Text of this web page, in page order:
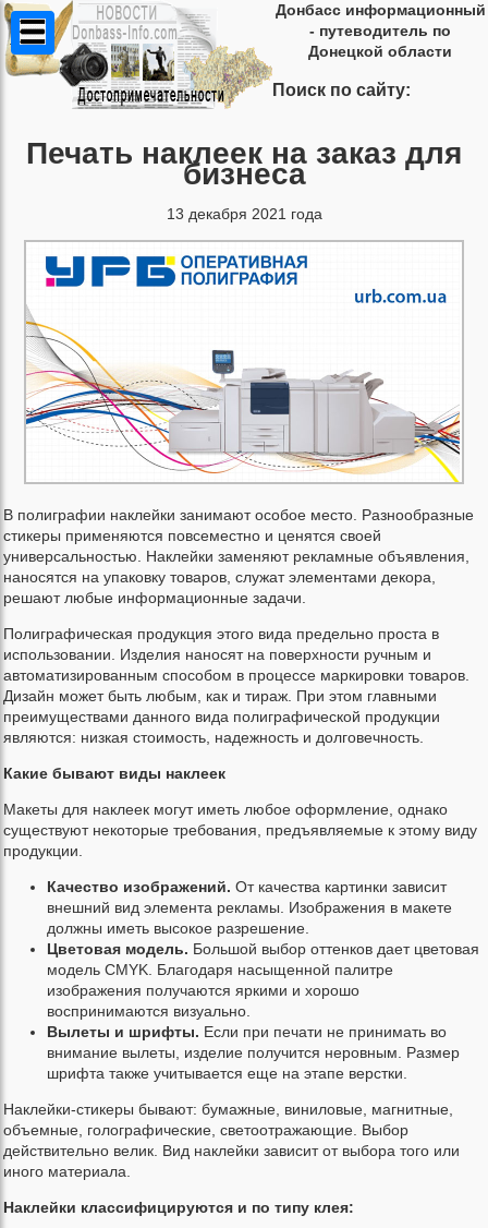
Донбасс информационный
- путеводитель по
Донецкой области
Поиск по сайту:
Печать наклеек на заказ для
бизнеса
13 декабря 2021 года
В полиграфии наклейки занимают особое место. Разнообразные
стикеры применяются повсеместно и ценятся своей
универсальностью. Наклейки заменяют рекламные объявления,
наносятся на упаковку товаров, служат элементами декора,
решают любые информационные задачи.
Полиграфическая продукция этого вида предельно проста в
использовании. Изделия наносят на поверхности ручным и
автоматизированным способом в процессе маркировки товаров.
Дизайн может быть любым, как и тираж. При этом главными
преимуществами данного вида полиграфической продукции
являются: низкая стоимость, надежность и долговечность.
Какие бывают виды наклеек
Макеты для наклеек могут иметь любое оформление, однако
существуют некоторые требования, предъявляемые к этому виду
продукции.
Качество изображений. От качества картинки зависит
внешний вид элемента рекламы. Изображения в макете
должны иметь высокое разрешение.
Цветовая модель. Большой выбор оттенков дает цветовая
модель CMYK. Благодаря насыщенной палитре
изображения получаются яркими и хорошо
воспринимаются визуально.
Вылеты и шрифты. Если при печати не принимать во
внимание вылеты, изделие получится неровным. Размер
шрифта также учитывается еще на этапе верстки.
Наклейки-стикеры бывают: бумажные, виниловые, магнитные,
объемные, голографические, светоотражающие. Выбор
действительно велик. Вид наклейки зависит от выбора того или
иного материала.
Наклейки классифицируются и по типу клея: